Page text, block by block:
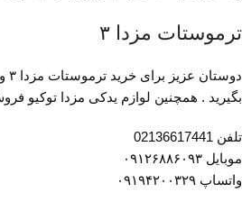
ترموستات مزدا ۳
بگیرید . همچنین لوازم یدکی مزدا توکیو
تلفن 02136617441
موبایل ۰۹۱۲۶۸۸۶۰۹۳
واتساپ ۰۹۱۹۴۲۰۰۳۲۹